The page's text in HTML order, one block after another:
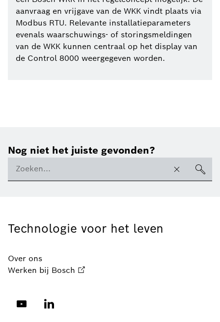
aanvraag en vrijgave van de WKK vindt plaats via
Modbus RTU. Relevante installatieparameters
evenals waarschuwings- of storingsmeldingen
van de WKK kunnen centraal op het display van
de Control 8000 weergegeven worden.
Nog niet het juiste gevonden?
Technologie voor het leven
Over ons
Werken bij Bosch